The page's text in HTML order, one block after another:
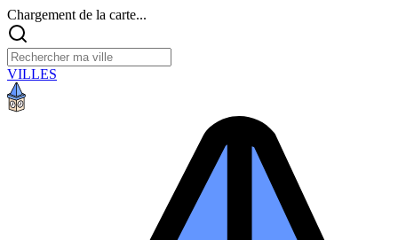
Chargement de la carte...
VILLES